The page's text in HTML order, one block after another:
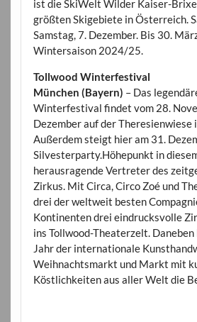
ist die SkiWelt Wilder Kaiser-
größten Skigebiete in Österreich.
Samstag, 7. Dezember. Bis 30.
Wintersaison 2024/25.
Tollwood Winterfestival
München (Bayern) – Das
Winterfestival findet vom 28.
Dezember auf der
Außerdem steigt hier am 31.
Silvesterparty.Höhepunkt in
herausragende Vertreter des
Zirkus. Mit Circa, Circo Zoé und
drei der weltweit besten
Kontinenten drei eindrucksvolle
ins Tollwood-Theaterzelt.
Jahr der internationale
Weihnachtsmarkt und Markt mit
Köstlichkeiten aus aller Welt die